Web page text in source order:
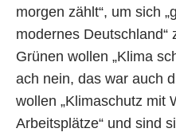
morgen zählt“, um sich
modernes Deutschland“
Grünen wollen „Klima
ach nein, das war auch
wollen „Klimaschutz mit
Arbeitsplätze“ und sind